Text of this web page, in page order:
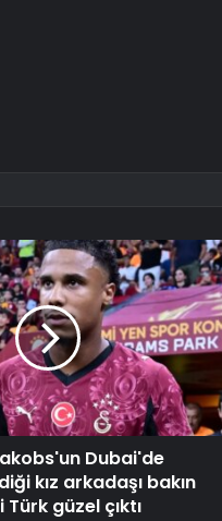
Dubai'de
kız arkadaşı bakın
Türk güzel çıktı